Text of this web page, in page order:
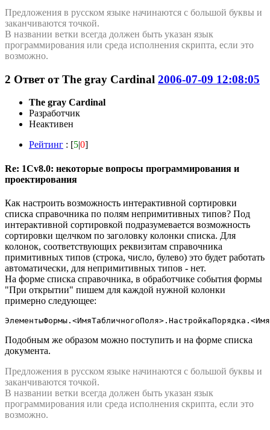
Предложения в русском языке начинаются с большой буквы и
заканчиваются точкой.
В названии ветки всегда должен быть указан язык
программирования или среда исполнения скрипта, если это
возможно.
2 Ответ отThe gray Cardinal 2006-07-09 12:08:05
The gray Cardinal
Разработчик
Неактивен
Рейтинг : [5|0]
Re: 1Cv8.0: некоторые вопросы программирования и
проектирования
Как настроить возможность интерактивной сортировки
списка справочника по полям непримитивных типов? Под
интерактивной сортировкой подразумевается возможность
сортировки щелчком по заголовку колонки списка. Для
колонок, соответствующих реквизитам справочника
примитивных типов (строка, число, булево) это будет работать
автоматически, для непримитивных типов - нет.
На форме списка справочника, в обработчике события формы
"При открытии" пишем для каждой нужной колонки
примерно следующее:
Подобным же образом можно поступить и на форме списка
документа.
Предложения в русском языке начинаются с большой буквы и
заканчиваются точкой.
В названии ветки всегда должен быть указан язык
программирования или среда исполнения скрипта, если это
возможно.